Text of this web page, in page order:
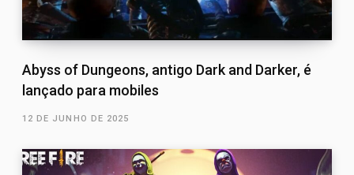
Abyss of Dungeons, antigo Dark and Darker, é
lançado para mobiles
12 DE JUNHO DE 2025